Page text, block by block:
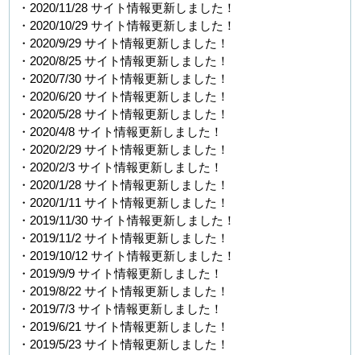
・2020/11/28 サイト情報更新しました！
・2020/10/29 サイト情報更新しました！
・2020/9/29 サイト情報更新しました！
・2020/8/25 サイト情報更新しました！
・2020/7/30 サイト情報更新しました！
・2020/6/20 サイト情報更新しました！
・2020/5/28 サイト情報更新しました！
・2020/4/8 サイト情報更新しました！
・2020/2/29 サイト情報更新しました！
・2020/2/3 サイト情報更新しました！
・2020/1/28 サイト情報更新しました！
・2020/1/11 サイト情報更新しました！
・2019/11/30 サイト情報更新しました！
・2019/11/2 サイト情報更新しました！
・2019/10/12 サイト情報更新しました！
・2019/9/9 サイト情報更新しました！
・2019/8/22 サイト情報更新しました！
・2019/7/3 サイト情報更新しました！
・2019/6/21 サイト情報更新しました！
・2019/5/23 サイト情報更新しました！